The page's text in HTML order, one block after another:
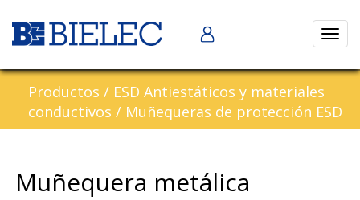
Abrir
Productos / ESD Antiestáticos y materiales
conductivos / Muñequeras de protección ESD
Muñequera metálica